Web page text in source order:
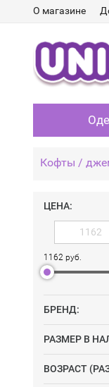
О магазине
Кофты /
ЦЕНА:
1162 руб.
БРЕНД:
РАЗМЕР В
ВОЗРАСТ